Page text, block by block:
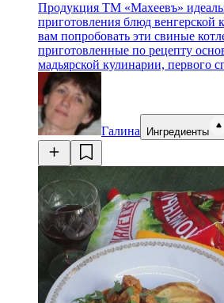
Продукция ТМ «Махеевъ»
приготовления блюд венгерской
вам попробовать эти свиные
приготовленные по рецепту
мадьярской кулинарии, первого
Галина Ингредиенты